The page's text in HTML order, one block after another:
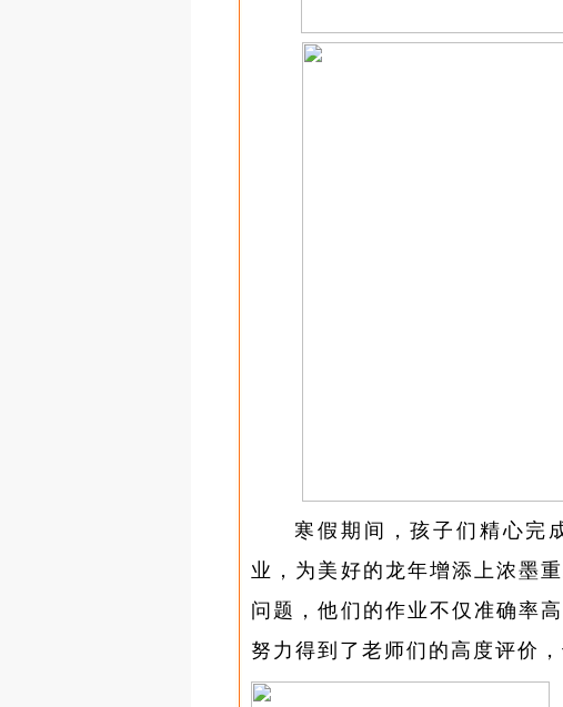
寒假期间，孩子们精心完
业，为美好的龙年增添上浓墨
问题，他们的作业不仅准确率
努力得到了老师们的高度评价